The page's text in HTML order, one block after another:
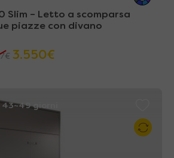
Slim – Letto a scomparsa
piazze con divano
€ 3.550€
43~49 giorni